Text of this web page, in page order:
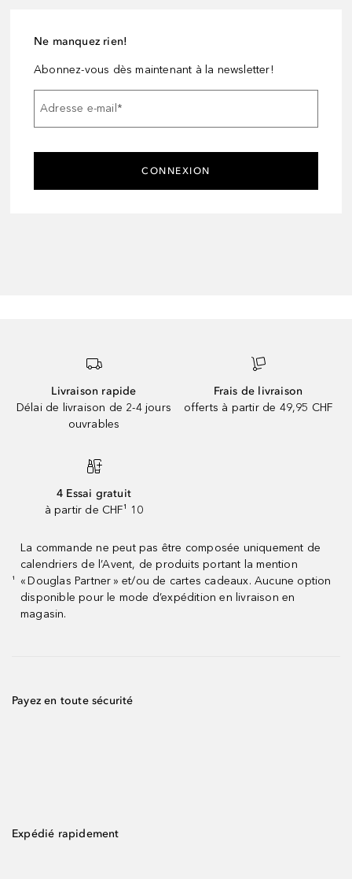
Ne manquez rien!
Abonnez-vous dès maintenant à la newsletter!
Adresse e-mail*
CONNEXION
Livraison rapide
Délai de livraison de 2-4 jours
ouvrables
Frais de livraison
offerts à partir de 49,95 CHF
4 Essai gratuit
à partir de CHF¹ 10
¹
La commande ne peut pas être composée uniquement de
calendriers de l’Avent, de produits portant la mention
« Douglas Partner » et/ou de cartes cadeaux. Aucune option
disponible pour le mode d’expédition en livraison en
magasin.
Payez en toute sécurité
Expédié rapidement